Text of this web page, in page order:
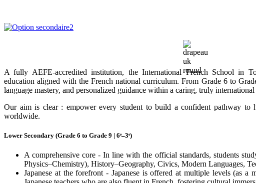
A fully AEFE-accredited institution, the International French School in
education aligned with the French national curriculum. From Grade 6 to
language mastery, and personalized guidance within a caring, truly
Our aim is clear : empower every student to build a confident pathway to
worldwide.
Lower Secondary (Grade 6 to Grade 9 | 6ᵉ–3ᵉ)
A comprehensive core - In line with the official standards, students
Physics–Chemistry), History–Geography, Civics, Modern Languages,
Japanese at the forefront - Japanese is offered at multiple levels (as a